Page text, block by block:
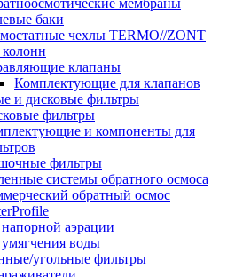
мембраны
баки
чехлы TERMO//ZONT
колонн
клапаны
Комплектующие для клапанов
и дисковые фильтры
фильтры
и компоненты для
фильтры
системы обратного осмоса
обратный осмос
аэрации
воды
угольные фильтры